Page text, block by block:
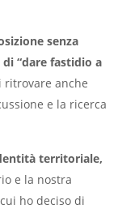
senza
di “dare fastidio a
ritrovare anche
e la ricerca
territoriale,
e la nostra
ho deciso di